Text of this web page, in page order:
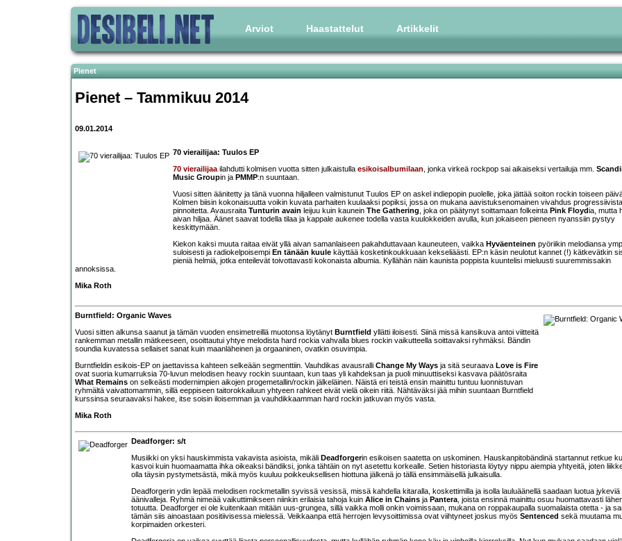
Arviot Haastattelut Artikkelit
Pienet
Pienet – Tammikuu 2014
09.01.2014
70 vierailijaa: Tuulos EP
70 vierailijaailahdutti kolmisen vuotta sitten julkaistulla esikoisalbumilaan, jonka virkeä rockpop sai aikaiseksi vertailuja mm.
Music Groupin ja PMMP:n suuntaan.
Vuosi sitten äänitetty ja tänä vuonna hiljalleen valmistunut Tuulos EP on askel indiepopin puolelle, joka jättää soiton rockin toiseen
Kolmen biisin kokonaisuutta voikin kuvata parhaiten kuulaaksi popiksi, jossa on mukana aavistuksenomainen vivahdus progressiivista
pinnoitetta. Avausraita Tunturin avain leijuu kuin kaunein The Gathering, joka on päätynyt soittamaan folkeinta Pink Floydia, mutta
aivan hiljaa. Äänet saavat todella tilaa ja kappale aukenee todella vasta kuulokkeiden avulla, kun jokaiseen pieneen nyanssiin pystyy
keskittymään.
Kiekon kaksi muuta raitaa eivät yllä aivan samanlaiseen pakahduttavaan kauneuteen, vaikka Hyväenteinen pyöriikin melodiansa
suloisesti ja radiokelpoisempi En tänään kuule käyttää kosketinkoukkuaan kekseliäästi. EP:n käsin neulotut kannet (!) kätkevätkin
pieniä helmiä, jotka enteilevät toivottavasti kokonaista albumia. Kyllähän näin kaunista poppista kuuntelisi mieluusti suuremmissakin
annoksissa.
Mika Roth
Burntfield: Organic Waves
Vuosi sitten alkunsa saanut ja tämän vuoden ensimetreillä muotonsa löytänyt Burntfield yllätti iloisesti. Siinä missä kansikuva antoi viitteitä
rankemman metallin mätkeeseen, osoittautui yhtye melodista hard rockia vahvalla blues rockin vaikutteella soittavaksi ryhmäksi. Bändin
soundia kuvatessa sellaiset sanat kuin maanläheinen ja orgaaninen, ovatkin osuvimpia.
Burntfieldin esikois-EP on jaettavissa kahteen selkeään segmenttiin. Vauhdikas avausralli Change My Ways ja sitä seuraava Love is Fire
ovat suoria kumarruksia 70-luvun melodisen heavy rockin suuntaan, kun taas yli kahdeksan ja puoli minuuttiseksi kasvava päätösraita
What Remains on selkeästi modernimpien aikojen progemetallin/rockin jälkeläinen. Näistä eri teistä ensin mainittu tuntuu luonnistuvan
ryhmältä vaivattomammin, sillä eeppiseen taitorokkailuun yhtyeen rahkeet eivät vielä oikein riitä. Nähtäväksi jää mihin suuntaan Burntfield
kurssinsa seuraavaksi hakee, itse soisin iloisemman ja vauhdikkaamman hard rockin jatkuvan myös vasta.
Mika Roth
Deadforger: s/t
Musiikki on yksi hauskimmista vakavista asioista, mikäli Deadforgerin esikoisen saatetta on uskominen. Hauskanpitobändinä startannut retkue
kasvoi kuin huomaamatta ihka oikeaksi bändiksi, jonka tähtäin on nyt asetettu korkealle. Setien historiasta löytyy nippu aiempia yhtyeitä, joten
olla täysin pystymetsästä, mikä myös kuuluu poikkeuksellisen hiottuna jälkenä jo tällä ensimmäisellä julkaisulla.
Deadforgerin ydin lepää melodisen rockmetallin syvissä vesissä, missä kahdella kitaralla, koskettimilla ja isolla lauluäänellä saadaan luotua jykeviä
äänivalleja. Ryhmä nimeää vaikuttimikseen niinkin erilaisia tahoja kuin Alice in Chains ja Pantera , joista ensinnä mainittu osuu huomattavasti
totuutta. Deadforger ei ole kuitenkaan mitään uus-grungea, sillä vaikka molli onkin voimissaan, mukana on roppakaupalla suomalaista otetta - ja
tämän siis ainoastaan positiivisessa mielessä. Veikkaanpa että herrojen levysoittimissa ovat viihtyneet joskus myös Sentenced sekä muutama
korpimaiden orkesteri.